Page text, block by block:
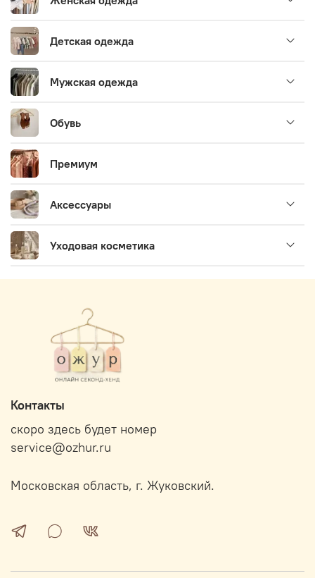
Детская одежда
Мужская одежда
Обувь
Премиум
Аксессуары
Уходовая косметика
Контакты
скоро здесь будет номер
service@ozhur.ru
Московская область, г. Жуковский.